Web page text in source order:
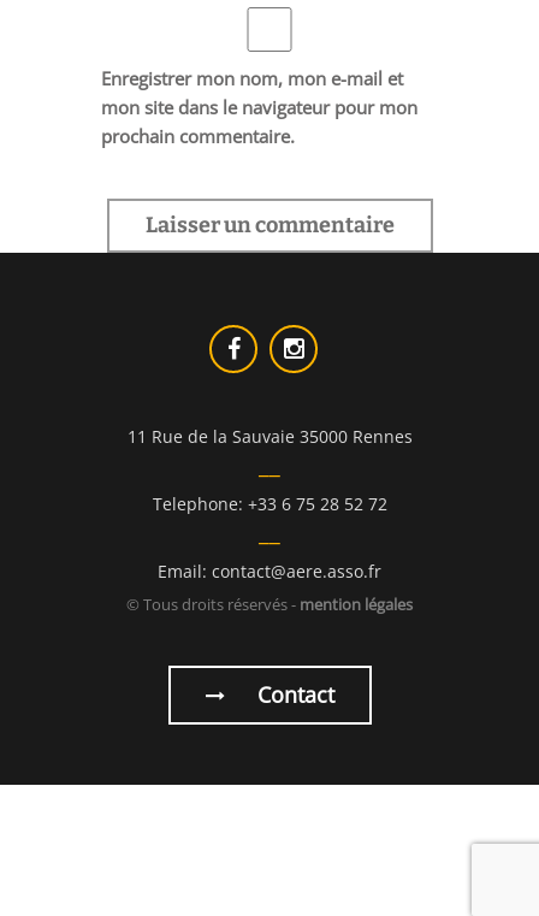
Enregistrer mon nom, mon e-mail et
mon site dans le navigateur pour mon
prochain commentaire.
11 Rue de la Sauvaie 35000 Rennes
Telephone: +33 6 75 28 52 72
Email: contact@aere.asso.fr
© Tous droits réservés - mention légales
Contact